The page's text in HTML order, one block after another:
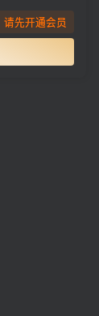
先开通会员